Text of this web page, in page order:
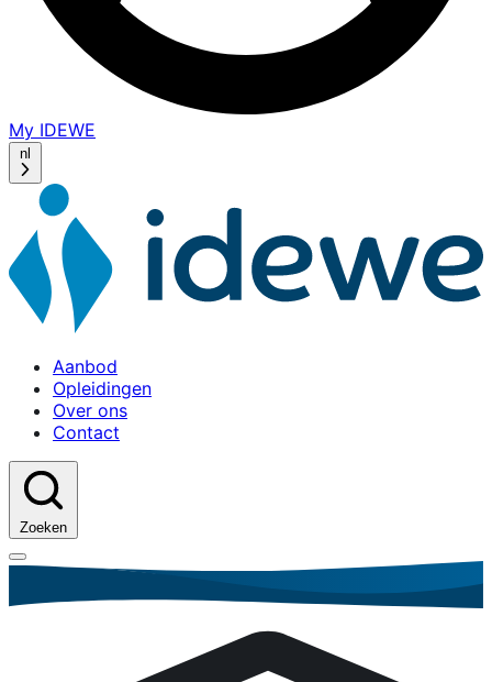
My IDEWE
window)
nl
Home
Aanbod
Opleidingen
Over ons
Contact
Zoeken